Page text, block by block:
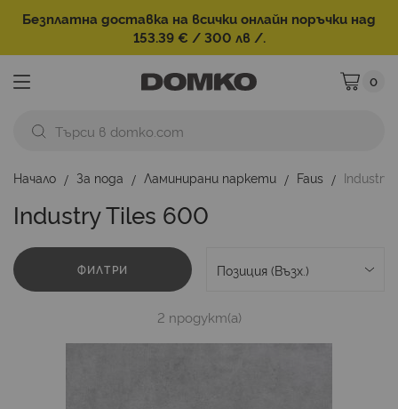
Безплатна доставка на всички онлайн поръчки над
153.39 € / 300 лв /.
Моята
0
Начало За пода Ламинирани паркети Faus Industry
Industry Tiles 600
ФИЛТРИ
2 продукт(а)